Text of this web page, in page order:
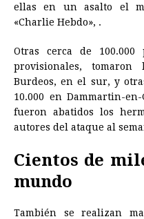
ellas en un asalto el
«Charlie Hebdo», .
Otras cerca de 100.000
provisionales,
Burdeos, en el sur, y
10.000 en Dammartin-
fueron abatidos los
autores del ataque al
Cientos de
mundo
También se realizan